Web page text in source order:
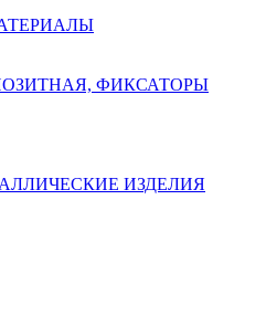
ФИКСАТОРЫ
ИЗДЕЛИЯ